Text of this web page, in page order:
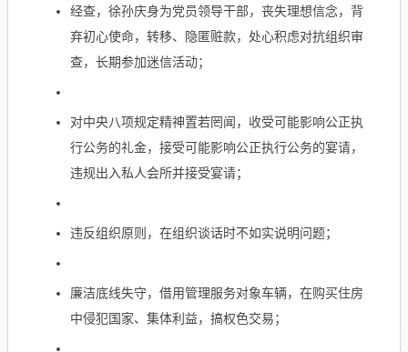
经查，徐孙庆身为党员领导干部，丧失理想信念，背
弃初心使命，转移、隐匿赃款，处心积虑对抗组织审
查，长期参加迷信活动；
对中央八项规定精神置若罔闻，收受可能影响公正执
行公务的礼金，接受可能影响公正执行公务的宴请，
违规出入私人会所并接受宴请；
违反组织原则，在组织谈话时不如实说明问题；
廉洁底线失守，借用管理服务对象车辆，在购买住房
中侵犯国家、集体利益，搞权色交易；